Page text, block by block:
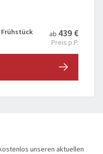
ab 439 €
Preis p.P.
unseren aktuellen